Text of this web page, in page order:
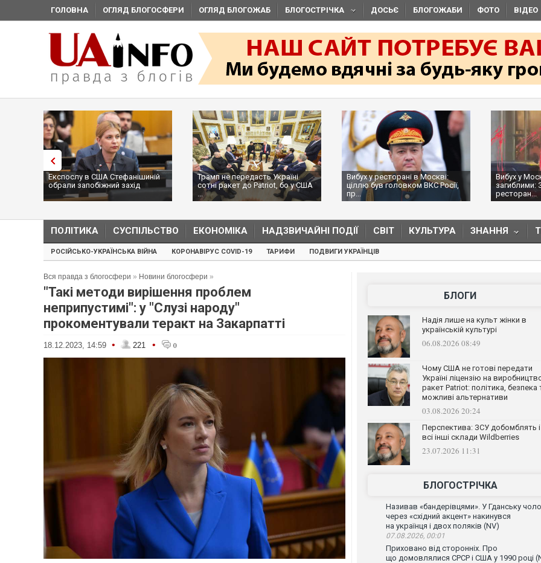
ГОЛОВНА ОГЛЯД БЛОГОСФЕРИ ОГЛЯД БЛОГОЖАБ БЛОГОСТРІЧКА ДОСЬЄ БЛОГОЖАБИ ФОТО ВІДЕО
Експослу в США Стефанішиній
обрали запобіжний захід
Трамп не передасть Україні
сотні ракет до Patriot, бо у США
...
Вибух у ресторані в Москві:
ціллю був головком ВКС Росії,
пр...
Вибух у
загиблими:
ресторан...
ПОЛІТИКА СУСПІЛЬСТВО ЕКОНОМІКА НАДЗВИЧАЙНІ ПОДІЇ СВІТ КУЛЬТУРА ЗНАННЯ
РОСІЙСЬКО-УКРАЇНСЬКА ВІЙНА КОРОНАВІРУС COVID-19 ТАРИФИ ПОДВИГИ УКРАЇНЦІВ
Вся правда з блогосфери » Новини блогосфери »
"Такі методи вирішення проблем
неприпустимі": у "Слузі народу"
прокоментували теракт на Закарпатті
18.12.2023, 14:59 • 221 • 0
БЛОГИ
Надія лише на культ жінки в
українській культурі
06.08.2026 08:49
Чому США не готові передати
Україні ліцензію на
ракет Patriot: політика, безпека
можливі альтернативи
03.08.2026 20:24
Перспектива: ЗСУ добомблять і
всі інші склади Wildberries
23.07.2026 11:31
БЛОГОСТРІЧКА
Називав «бандерівцями». У Гданську
через «східний акцент» накинувся
на українця і двох поляків (NV)
07.08.2026, 00:01
Приховано від сторонніх. Про
що домовлялися СРСР і США у 1990 році